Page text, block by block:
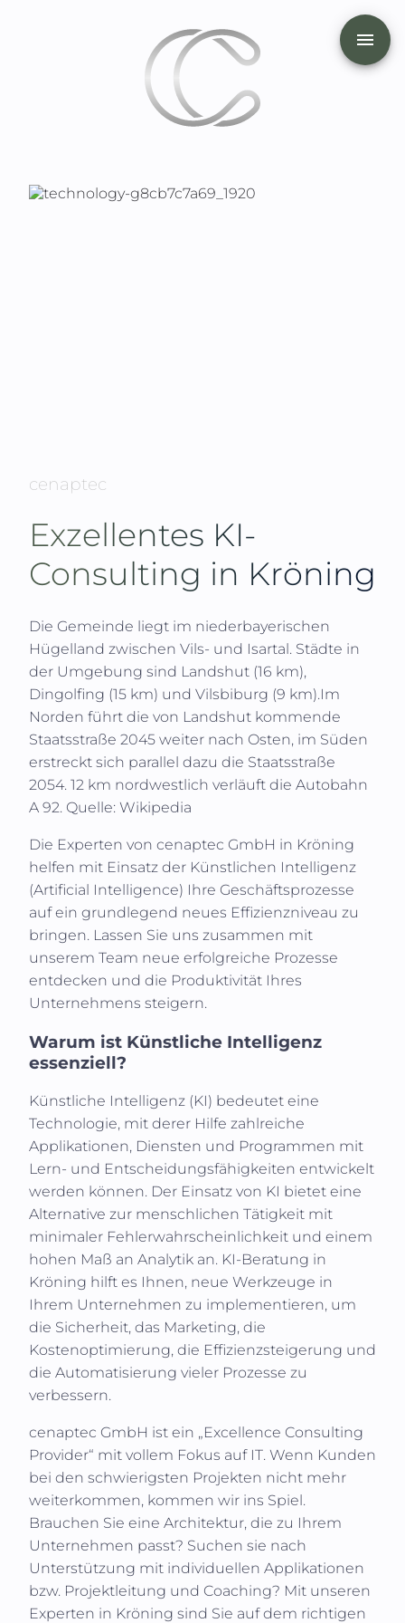
cenaptec
Exzellentes KI-
Consulting in Kröning
Die Gemeinde liegt im niederbayerischen
Hügelland zwischen Vils- und Isartal. Städte in
der Umgebung sind Landshut (16 km),
Dingolfing (15 km) und Vilsbiburg (9 km).Im
Norden führt die von Landshut kommende
Staatsstraße 2045 weiter nach Osten, im Süden
erstreckt sich parallel dazu die Staatsstraße
2054. 12 km nordwestlich verläuft die Autobahn
A 92. Quelle: Wikipedia
Die Experten von cenaptec GmbH in Kröning
helfen mit Einsatz der Künstlichen Intelligenz
(Artificial Intelligence) Ihre Geschäftsprozesse
auf ein grundlegend neues Effizienzniveau zu
bringen. Lassen Sie uns zusammen mit
unserem Team neue erfolgreiche Prozesse
entdecken und die Produktivität Ihres
Unternehmens steigern.
Warum ist Künstliche Intelligenz
essenziell?
Künstliche Intelligenz (KI) bedeutet eine
Technologie, mit derer Hilfe zahlreiche
Applikationen, Diensten und Programmen mit
Lern- und Entscheidungsfähigkeiten entwickelt
werden können. Der Einsatz von KI bietet eine
Alternative zur menschlichen Tätigkeit mit
minimaler Fehlerwahrscheinlichkeit und einem
hohen Maß an Analytik an. KI-Beratung in
Kröning hilft es Ihnen, neue Werkzeuge in
Ihrem Unternehmen zu implementieren, um
die Sicherheit, das Marketing, die
Kostenoptimierung, die Effizienzsteigerung und
die Automatisierung vieler Prozesse zu
verbessern.
cenaptec GmbH ist ein „Excellence Consulting
Provider“ mit vollem Fokus auf IT. Wenn Kunden
bei den schwierigsten Projekten nicht mehr
weiterkommen, kommen wir ins Spiel.
Brauchen Sie eine Architektur, die zu Ihrem
Unternehmen passt? Suchen sie nach
Unterstützung mit individuellen Applikationen
bzw. Projektleitung und Coaching? Mit unseren
Experten in Kröning sind Sie auf dem richtigen